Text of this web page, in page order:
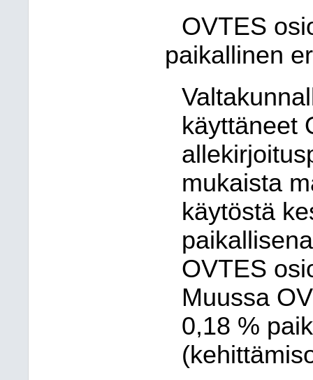
OVTES
paikallinen
käyttäneet
mukaista
käytöstä
OVTES
Muussa
0,18 %